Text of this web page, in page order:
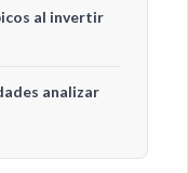
al invertir
analizar